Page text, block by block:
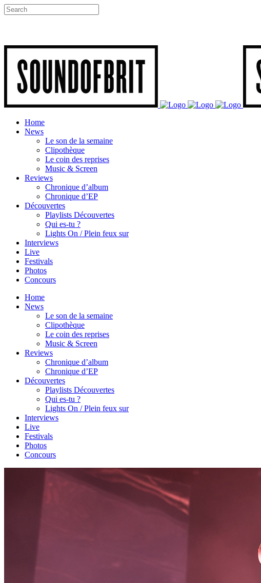
Home
News
Le son de la semaine
Clipothèque
Le coin des reprises
Music & Screen
Reviews
Chronique d’album
Chronique d’EP
Découvertes
Playlists Découvertes
Qui es-tu ?
Lights On / Plein feux sur
Interviews
Live
Festivals
Photos
Concours
Home
News
Le son de la semaine
Clipothèque
Le coin des reprises
Music & Screen
Reviews
Chronique d’album
Chronique d’EP
Découvertes
Playlists Découvertes
Qui es-tu ?
Lights On / Plein feux sur
Interviews
Live
Festivals
Photos
Concours